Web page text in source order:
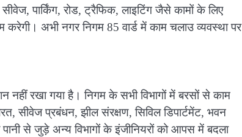
पार्किंग, रोड, ट्रैफिक, लाइटिंग जैसे कामों के लिए
करेगी। अभी नगर निगम 85 वार्ड में काम चलाउ व्यवस्था पर
नहीं रखा गया है। निगम के सभी विभागों में बरसों से काम
सीवेज प्रबंधन, झील संरक्षण, सिविल डिपार्टमेंट, भवन
से जुड़े अन्य विभागों के इंजीनियरों को आपस में बदला